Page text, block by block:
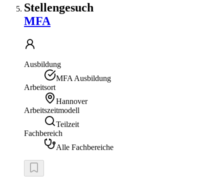
Stellengesuch
MFA
Ausbildung
MFA Ausbildung
Arbeitsort
Hannover
Arbeitszeitmodell
Teilzeit
Fachbereich
Alle Fachbereiche